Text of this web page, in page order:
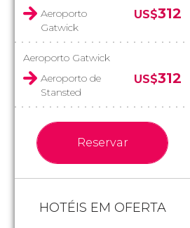
Aeroporto
Gatwick
US$312
Aeroporto Gatwick
Aeroporto de
Stansted
US$312
Reservar
HOTÉIS EM OFERTA